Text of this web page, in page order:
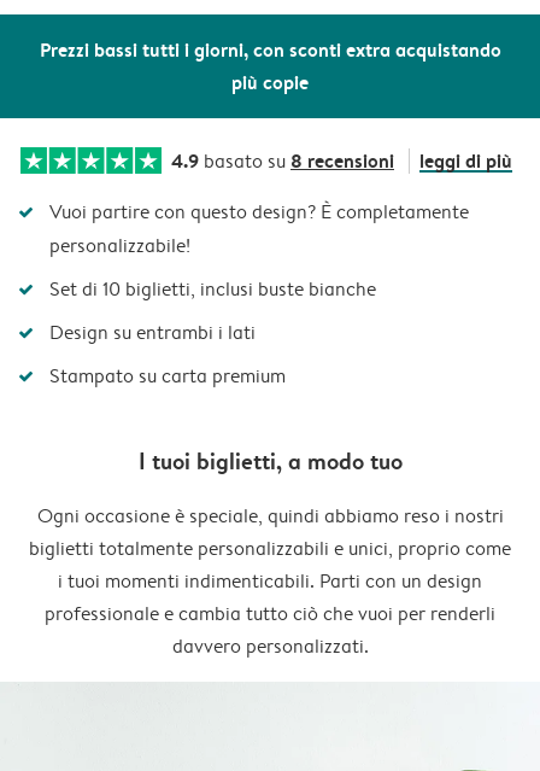
Prezzi bassi tutti i giorni, con sconti extra acquistando
più copie
4.9 basato su 8 recensioni leggi di più
Vuoi partire con questo design? È completamente
personalizzabile!
Set di 10 biglietti, inclusi buste bianche
Design su entrambi i lati
Stampato su carta premium
I tuoi biglietti, a modo tuo
Ogni occasione è speciale, quindi abbiamo reso i nostri
biglietti totalmente personalizzabili e unici, proprio come
i tuoi momenti indimenticabili. Parti con un design
professionale e cambia tutto ciò che vuoi per renderli
davvero personalizzati.